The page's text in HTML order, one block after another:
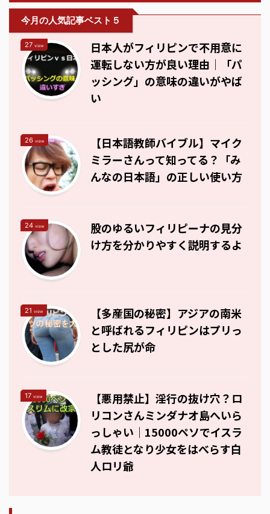
今月の人気記事ベスト５
27 view
日本人がフィリピンで不用意に
運転しない方が良い理由｜「パ
ッシング」の意味の違いがやば
い
26 view
【日本語教師バイブル】マイク
ミラーさんって知ってる？「み
んなの日本語」の正しい使い方
24 view
股のゆるいフィリピーナの見分
け方を分かりやすく説明するよ
21 view
【多産国の秘密】アジアの南米
と呼ばれるフィリピンはプリっ
とした尻が命
17 view
【悪用禁止】淫行の抜け穴？ロ
リコンさんミンダナオ島へいら
っしゃい｜15000ペソでイスラ
ム教徒となり少女をはべらす白
人ロリ爺